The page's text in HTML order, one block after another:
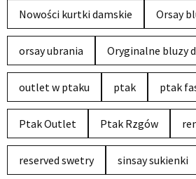
Nowości kurtki damskie Orsay
orsay ubrania Oryginalne bluzy
outlet w ptaku ptak ptak
Ptak Outlet Ptak Rzgów
reserved swetry sinsay sukienki